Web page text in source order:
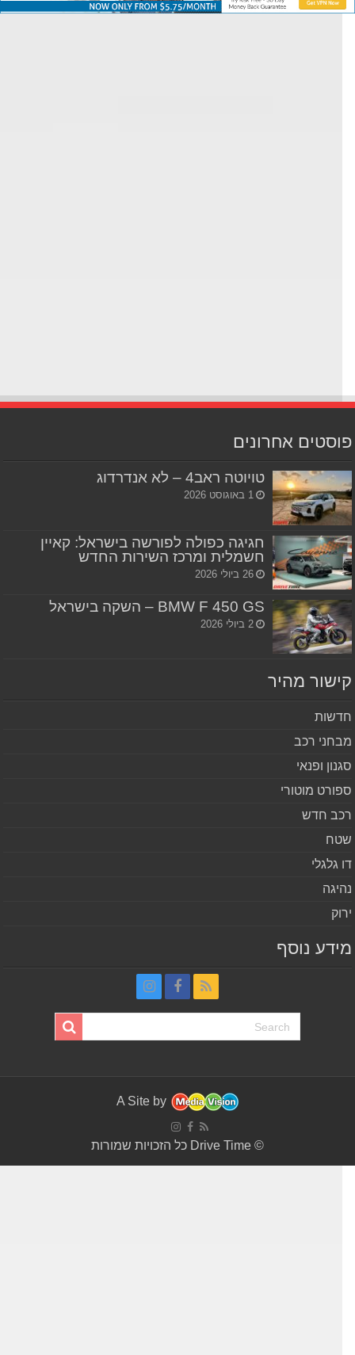
אחרונים
טויוטה ראב4 – לא אנדרדוג
1 באוגוסט 2026
חגיגה כפולה לפורשה בישראל: קאיין
חשמלית ומרכז השירות החדש
26 ביולי 2026
BMW F 450 GS – השקה בישראל
2 ביולי 2026
מהיר
רכב
ופנאי
מוטורי
חדש
גלגלי
נוסף
A Site by